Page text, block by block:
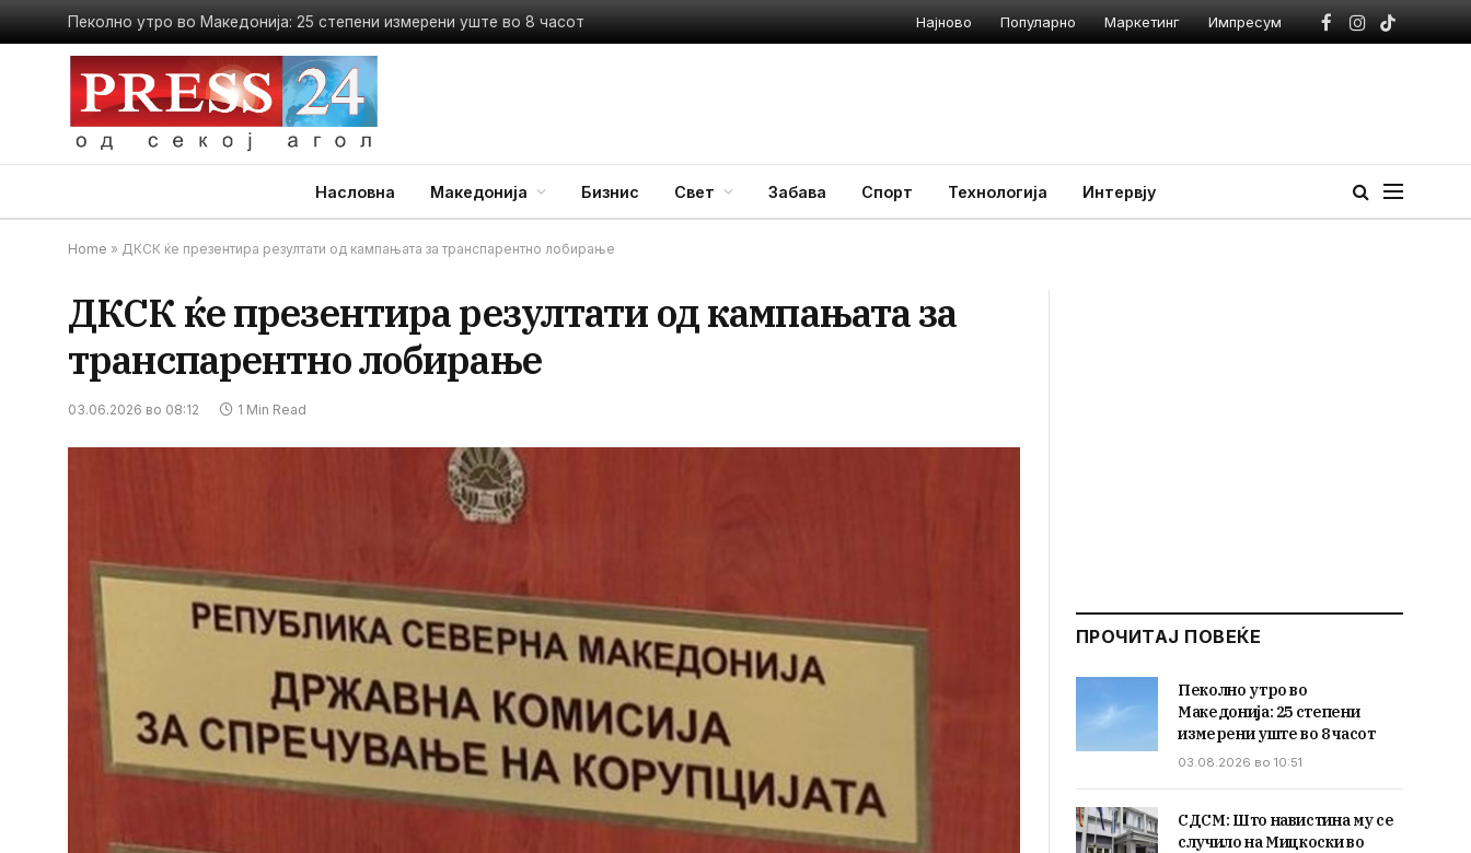
Пеколно утро во Македонија: 25 степени измерени уште во 8 часот Најново Популарно Маркетинг Импресум
Facebook
Instagram
TikTok
Насловна Македонија Бизнис Свет Забава Спорт Технологија Интервју
Home » ДКСК ќе презентира резултати од кампањата за транспарентно лобирање
ДКСК ќе презентира резултати од кампањата за
транспарентно лобирање
03.06.2026 во 08:12 1 Min Read
ПРОЧИТАЈ ПОВЕЌЕ
Пеколно утро во
Македонија: 25 степени
измерени уште во 8 часот
03.08.2026 во 10:51
СДСМ: Што навистина му се
случило на Мицкоски во